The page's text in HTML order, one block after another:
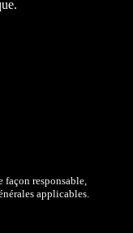
façon responsable,
applicables.